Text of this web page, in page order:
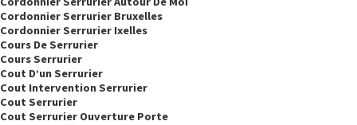
Cordonnier Serrurier Bruxelles
Cordonnier Serrurier Ixelles
Cours De Serrurier
Cours Serrurier
Cout D’un Serrurier
Cout Intervention Serrurier
Cout Serrurier
Cout Serrurier Ouverture Porte